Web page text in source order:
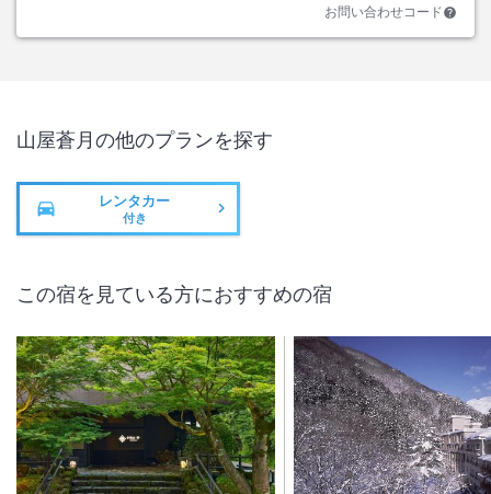
お問い合わせコード
山屋蒼月の他のプランを探す
レンタカー
付き
この宿を見ている方におすすめの宿